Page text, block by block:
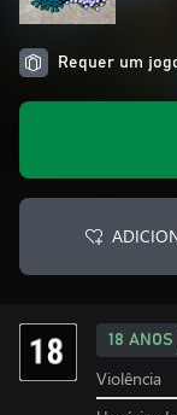
Requer um
18 ANOS
Violência